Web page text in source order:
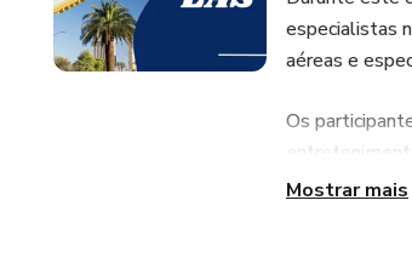
especialistas
aéreas e
Os
eventos atuais.
Mostrar mais